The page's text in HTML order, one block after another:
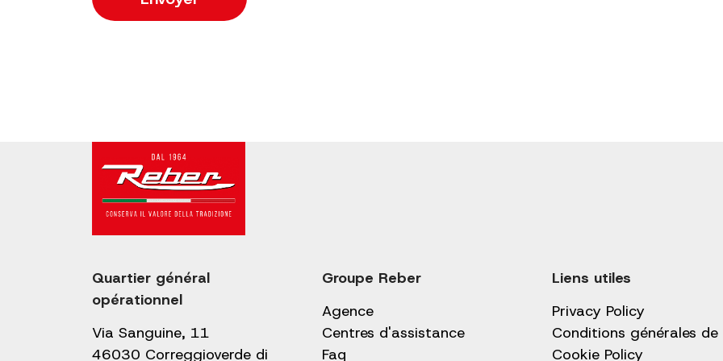
Quartier général
opérationnel
Via Sanguine, 11
46030 Correggioverde di
Groupe Reber
Agence
Centres d'assistance
Faq
Liens utiles
Privacy Policy
Conditions générales
Cookie Policy